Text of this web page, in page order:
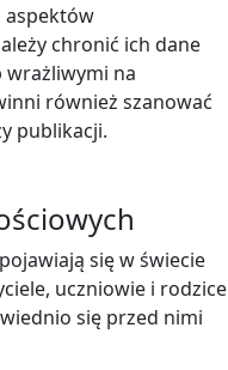
aspektów
chronić ich dane
na
również szanować
publikacji.
się w świecie
uczniowie i rodzice
się przed nimi